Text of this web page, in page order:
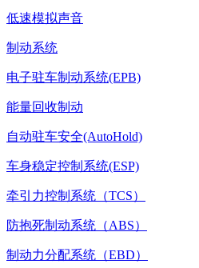
低速模拟声音
制动系统
电子驻车制动系统(EPB)
能量回收制动
自动驻车安全(AutoHold)
车身稳定控制系统(ESP)
牵引力控制系统（TCS）
防抱死制动系统（ABS）
制动力分配系统（EBD）